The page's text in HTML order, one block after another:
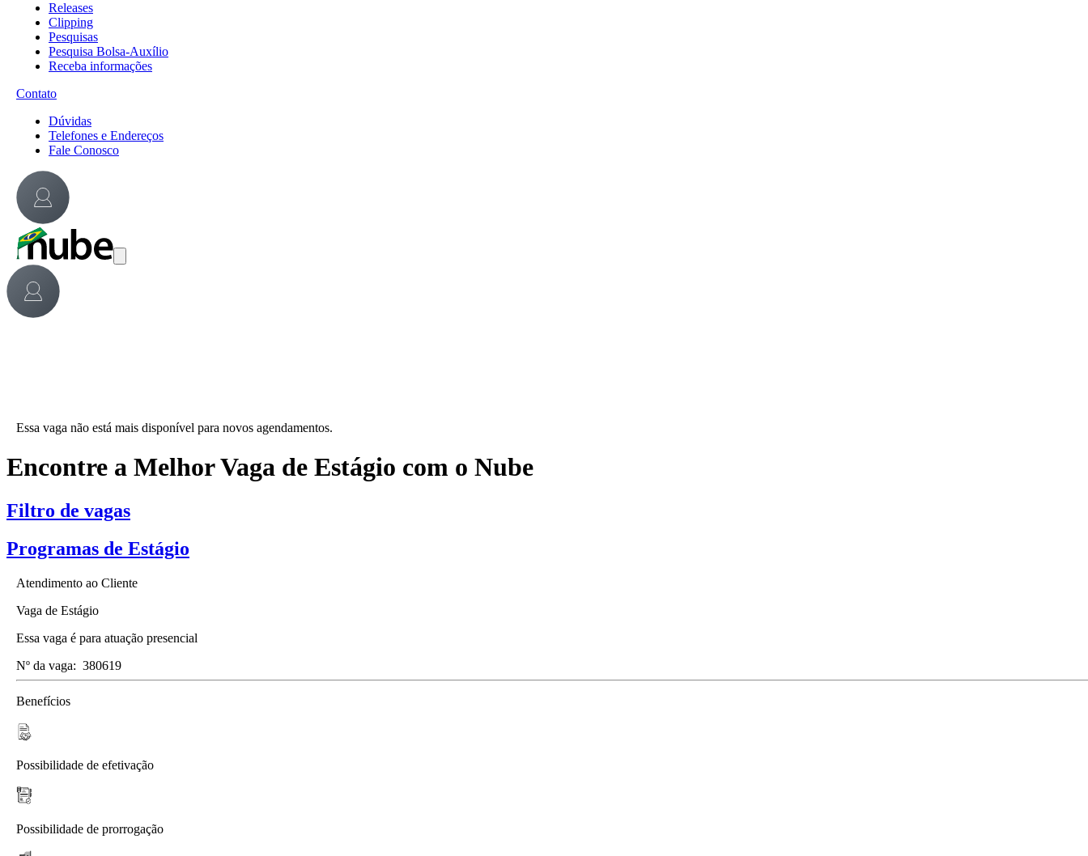
Releases
Clipping
Pesquisas
Pesquisa Bolsa-Auxílio
Receba informações
Contato
Dúvidas
Telefones e Endereços
Fale Conosco
Essa vaga não está mais disponível para novos agendamentos.
Encontre a Melhor Vaga de Estágio com o Nube
Filtro de vagas
Programas de Estágio
Atendimento ao Cliente
Vaga de Estágio
Essa vaga é para atuação presencial
Nº da vaga: 380619
Benefícios
Possibilidade de efetivação
Possibilidade de prorrogação